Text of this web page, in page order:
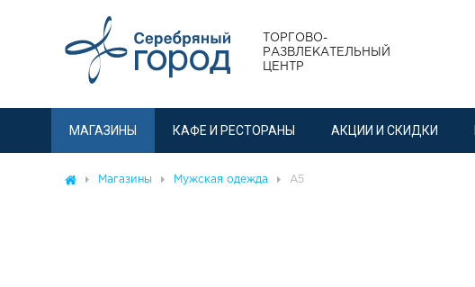
ТОРГОВО-
РАЗВЛЕКАТЕЛЬНЫЙ
ЦЕНТР
МАГАЗИНЫ КАФЕ И РЕСТОРАНЫ АКЦИИ И СКИДКИ
Магазины Мужская одежда А5